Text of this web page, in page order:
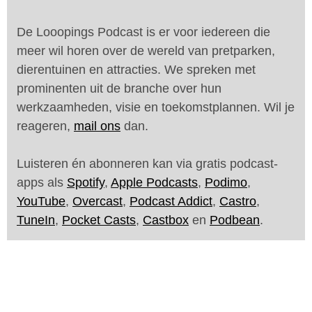
De Looopings Podcast is er voor iedereen die
meer wil horen over de wereld van pretparken,
dierentuinen en attracties. We spreken met
prominenten uit de branche over hun
werkzaamheden, visie en toekomstplannen. Wil je
reageren, mail ons dan.
Luisteren én abonneren kan via gratis podcast-
apps als Spotify, Apple Podcasts, Podimo,
YouTube, Overcast, Podcast Addict, Castro,
TuneIn, Pocket Casts, Castbox en Podbean.